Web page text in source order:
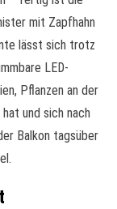
mit Zapfhahn
lässt sich trotz
LED-
Pflanzen an der
und sich nach
Balkon tagsüber